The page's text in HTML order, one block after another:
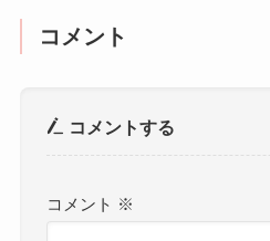
コメント
コメントする
コメント ※